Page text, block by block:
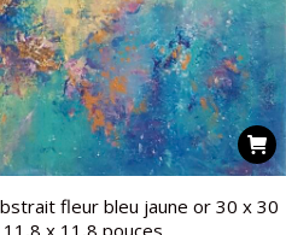
fleur bleu jaune or 30 x 30
11,8 x 11,8 pouces